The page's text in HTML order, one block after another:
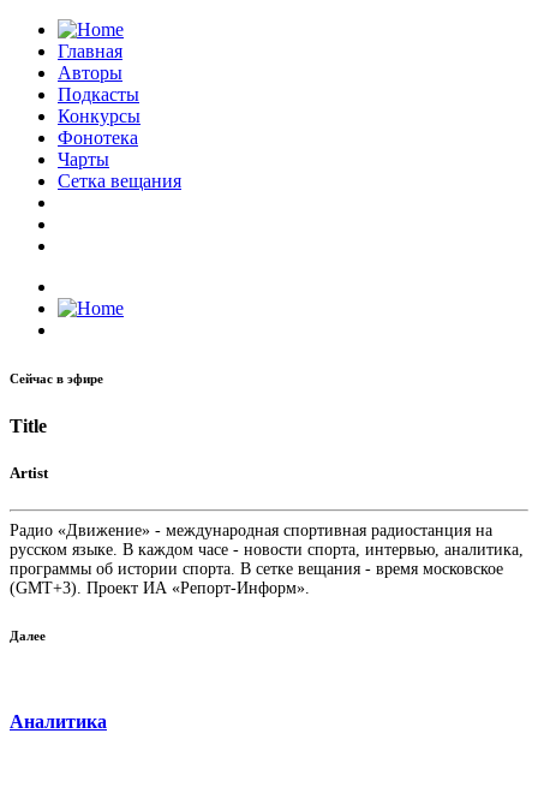
Главная
Авторы
Подкасты
Конкурсы
Фонотека
Чарты
Сетка вещания
Сейчас в эфире
Title
Artist
Радио «Движение» - международная спортивная радиостанция на
русском языке. В каждом часе - новости спорта, интервью, аналитика,
программы об истории спорта. В сетке вещания - время московское
(GMT+3). Проект ИА «Репорт-Информ».
Далее
Аналитика